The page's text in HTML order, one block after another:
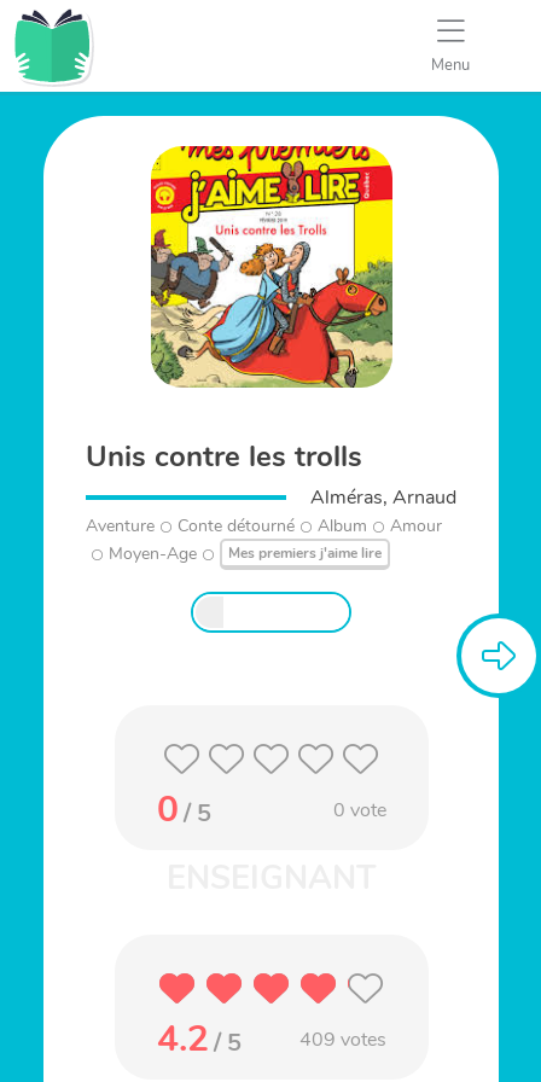
Menu
Unis contre les trolls
Alméras, Arnaud
Aventure Conte détourné Album
Amour
Moyen-Age
Mes premiers j'aime lire
0/ 5 0 vote
4.2/ 5 409 votes